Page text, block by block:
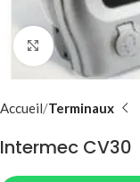
Agrandir
Accueil Terminaux
Intermec CV30